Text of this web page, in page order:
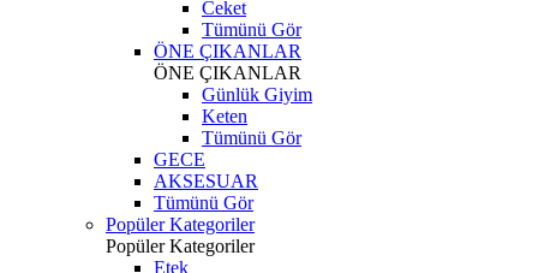
Ceket
Tümünü Gör
ÖNE ÇIKANLAR
ÖNE ÇIKANLAR
Günlük Giyim
Keten
Tümünü Gör
GECE
AKSESUAR
Tümünü Gör
Popüler Kategoriler
Popüler Kategoriler
Etek